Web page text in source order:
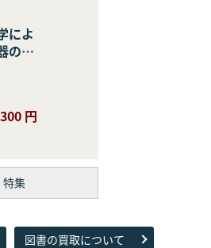
によ
の学
円
特集
図書の買取について